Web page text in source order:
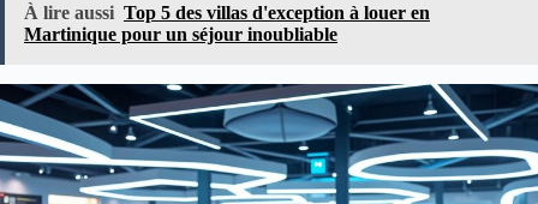
À lire aussi Top 5 des villas d'exception à louer en
Martinique pour un séjour inoubliable